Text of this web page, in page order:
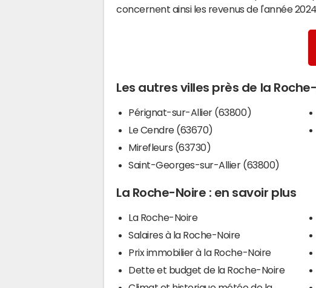
concernent ainsi les revenus de l'année 2024.
Les autres villes près de la
Pérignat-sur-Allier (63800)
Le Cendre (63670)
Mirefleurs (63730)
Saint-Georges-sur-Allier (63800)
La Roche-Noire : en savoir plus
La Roche-Noire
Salaires à la Roche-Noire
Prix immobilier à la Roche-Noire
Dette et budget de la Roche-Noire